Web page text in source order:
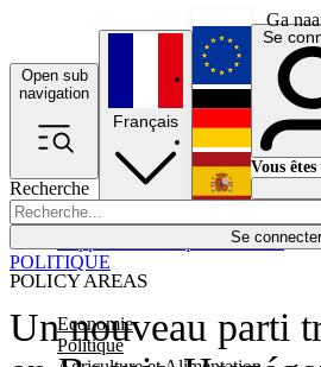
Ga
Open sub
navigation
Recherche
Se connecter
POLICY AREAS
Economie
Politique
Économie
Français
English
Deutsch
Español
Se
Vous
Un nouveau parti
POLITIQUE